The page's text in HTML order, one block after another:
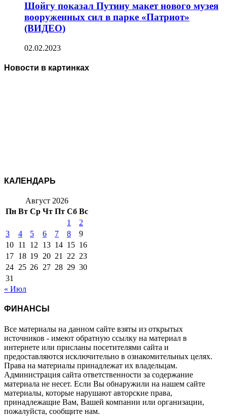
Шойгу показал Путину макет нового музея
вооруженных сил в парке «Патриот»
(ВИДЕО)
02.02.2023
Новости в картинках
КАЛЕНДАРЬ
Август 2026
Пн Вт Ср Чт Пт Сб Вс
1
2
3
4 5 6 7 8
9
10 11 12 13 14 15 16
17 18 19 20 21 22 23
24 25 26 27 28 29 30
31
« Июл
ФИНАНСЫ
Все материалы на данном сайте взяты из открытых
источников - имеют обратную ссылку на материал в
интернете или присланы посетителями сайта и
предоставляются исключительно в ознакомительных целях.
Права на материалы принадлежат их владельцам.
Администрация сайта ответственности за содержание
материала не несет. Если Вы обнаружили на нашем сайте
материалы, которые нарушают авторские права,
принадлежащие Вам, Вашей компании или организации,
пожалуйста, сообщите нам.